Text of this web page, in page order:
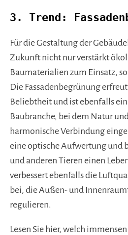
3. Trend:
Für die Gestaltung der
Zukunft nicht nur verstärkt
Baumaterialien zum Einsatz,
Die Fassadenbegrünung
Beliebtheit und ist ebenfalls
Baubranche, bei dem Natur
harmonische Verbindung
eine optische Aufwertung und
und anderen Tieren einen
verbessert ebenfalls die
bei, die Außen- und
regulieren.
Lesen Sie hier, welch immensen